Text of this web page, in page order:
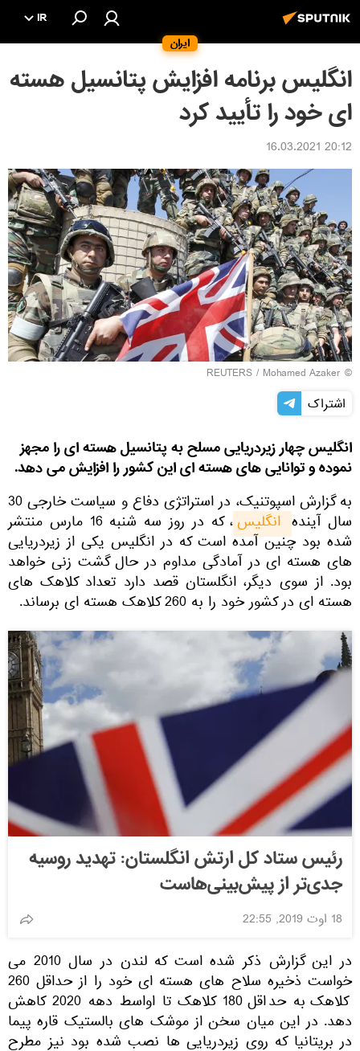
ایران
IR
انگلیس برنامه افزایش پتانسیل هسته
ای خود را تأیید کرد
20:12 16.03.2021
©
REUTERS / Mohamed Azaker
اشتراک
انگلیس چهار زیردریایی مسلح به پتانسیل هسته ای را مجهز
نموده و توانایی های هسته ای این کشور را افزایش می دهد.
به گزارش اسپوتنیک، در استراتژی دفاع و سیاست خارجی 30
سال آینده انگلیس ، که در روز سه شنبه 16 مارس منتشر
شده بود چنین آمده است که در انگلیس یکی از زیردریایی
های هسته ای در آمادگی مداوم در حال گشت زنی خواهد
بود. از سوی دیگر، انگلستان قصد دارد تعداد کلاهک های
هسته ای در کشور خود را به 260 کلاهک هسته ای برساند.
رئیس ستاد کل ارتش انگلستان: تهدید روسیه
جدی‌تر از پیش‌بینی‌هاست
18 اوت 2019, 22:55
در این گزارش ذکر شده است که لندن در سال 2010 می
خواست ذخیره سلاح های هسته ای خود را از حداقل 260
کلاهک به حداقل 180 کلاهک تا اواسط دهه 2020 کاهش
دهد. در این میان سخن از موشک های بالستیک قاره پیما
در بریتانیا که روی زیردریایی ها نصب شده بود نیز مطرح